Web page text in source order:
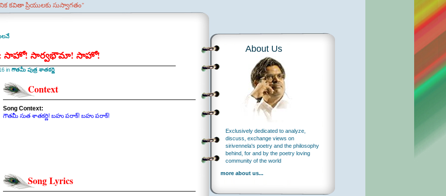
కవితా ప్రియులకు సుస్వాగతం"
సాహో! సార్వభౌమా! సాహో!
in గౌతమీ పుత్ర శాతకర్ణి
Context
Song Context:
గౌతమీ సుత శాతకర్ణి! బహు పరాక్! బహు పరాక్!
Song Lyrics
About Us
Exclusively dedicated to analyze,
discuss, exchange views on
sirivennela's poetry and the philosophy
behind, for and by the poetry loving
community of the world
more about us...